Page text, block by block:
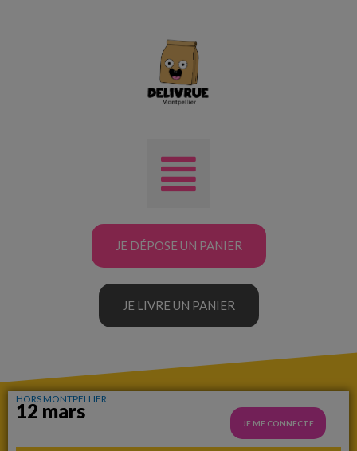
JE DÉPOSE UN PANIER
JE LIVRE UN PANIER
HORS MONTPELLIER
12 mars
JE ME CONNECTE